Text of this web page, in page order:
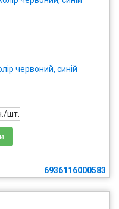
червоний, синій
шт.
6936116000583